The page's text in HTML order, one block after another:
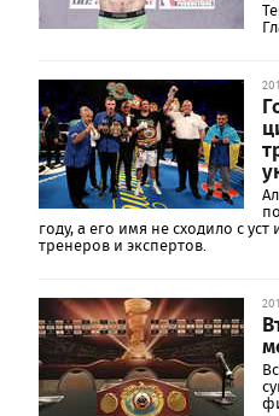
году, а его имя не сходило с
тренеров и экспертов.